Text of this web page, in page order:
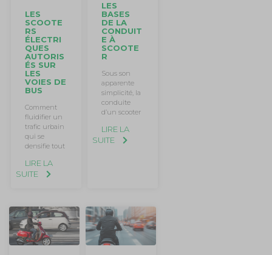
LES
SCOOTE
RS
ÉLECTRI
QUES
AUTORIS
ÉS SUR
LES
VOIES DE
BUS
Comment
fluidifier un
trafic urbain
qui se
densifie tout
LIRE LA
SUITE
LES
BASES
DE LA
CONDUIT
E À
SCOOTE
R
Sous son
apparente
simplicité, la
conduite
d’un scooter
LIRE LA
SUITE